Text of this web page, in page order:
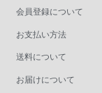
会員登録について
お支払い方法
送料について
お届けについて